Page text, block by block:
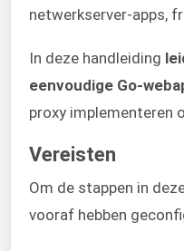
netwerkserver-apps,
In deze handleiding
eenvoudige Go-
proxy implementeren
Vereisten
Om de stappen in
vooraf hebben